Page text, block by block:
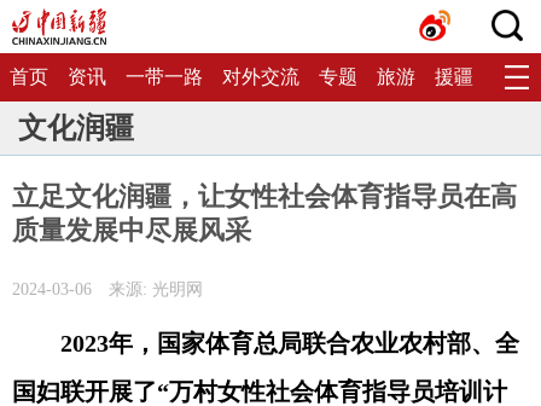
首页 资讯 一带一路 对外交流 专题 旅游 援疆 生态
文化润疆
立足文化润疆，让女性社会体育指导员在高
质量发展中尽展风采
2024-03-06 来源: 光明网
2023年，国家体育总局联合农业农村部、全
国妇联开展了“万村女性社会体育指导员培训计